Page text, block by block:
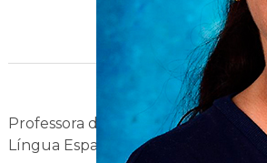
Magagnin
Professora de Inglês
Língua Espanhola - 1ª série e 2ª